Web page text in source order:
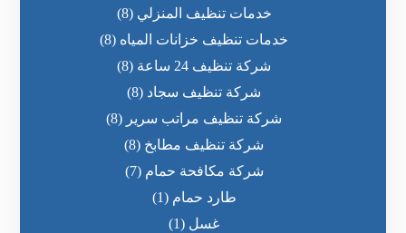
خدمات تنظيف المنزلي (8)
خدمات تنظيف خزانات المياه (8)
شركة تنظيف 24 ساعة
(8)
شركة تنظيف سجاد (8)
شركة تنظيف مراتب سرير (8)
شركة تنظيف مطابخ (8)
شركة مكافحة حمام (7)
طارد حمام (1)
غسل (1)